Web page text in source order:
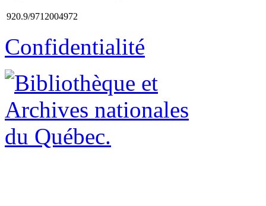
920.9/9712004972
Confidentialité